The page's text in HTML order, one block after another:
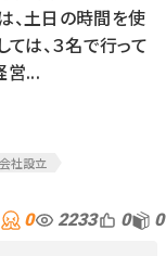
、土日の時間を使
ては、３名で行って
営...
会社設立
0 2233 0 0